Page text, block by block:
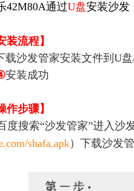
42M80A通过U盘安装沙发
装流程】
载沙发管家安装文件到U
安装成功
作步骤】
度搜索“沙发管家”进入沙
shafa.apk）下载沙发